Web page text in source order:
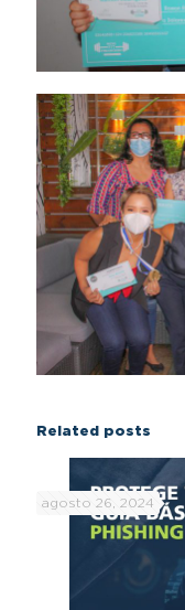
Related posts
agosto 26, 2024